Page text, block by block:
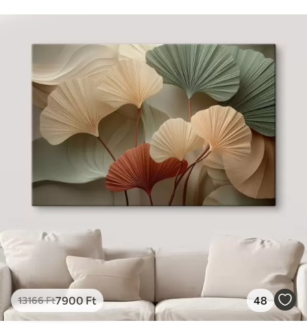
13166Ft7900Ft 48